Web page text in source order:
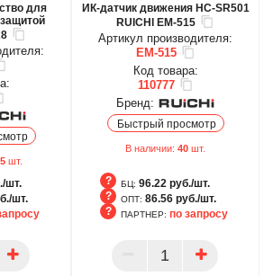
для
шт.
шт.
шт.
ИК-датчик движения HC-SR501
RUICHI EM-515
Артикул производителя:
EM-515
Код товара:
110777
Бренд:
Быстрый просмотр
В наличии: 40 шт.
БЦ: 96.22 руб./шт.
ОПТ: 86.56 руб./шт.
ПАРТНЕР
ПАРТНЕР: по запросу